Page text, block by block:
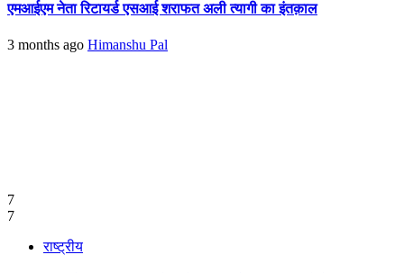
एमआईएम नेता रिटायर्ड एसआई शराफत अली त्यागी का इंतक़ाल
3 months ago Himanshu Pal
7
7
राष्ट्रीय